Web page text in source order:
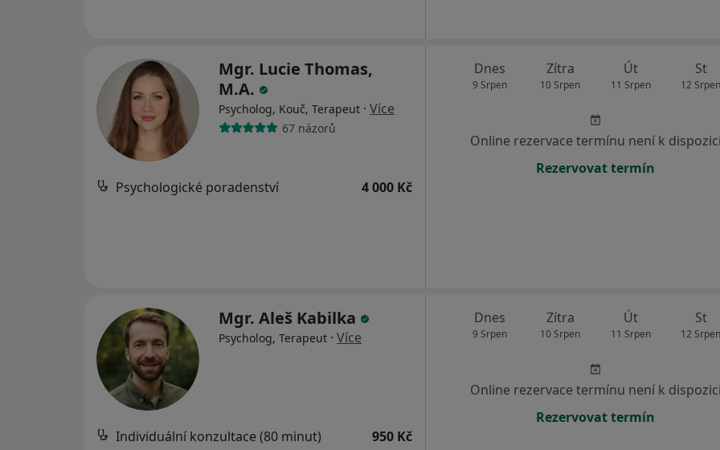
Mgr. Lucie Thomas,
M.A.
Psycholog, Kouč, Terapeut · Více
67 názorů
Psychologické poradenství 4 000 Kč
Dnes
9 Srpen
Zítra
10 Srpen
Út
11 Srpen
St
12 Srpen
Online rezervace termínu není k dispozici
Rezervovat termín
Mgr. Aleš Kabilka
Psycholog, Terapeut · Více
Individuální konzultace (80 minut) 950 Kč
Dnes
9 Srpen
Zítra
10 Srpen
Út
11 Srpen
St
12 Srpen
Online rezervace termínu není k dispozici
Rezervovat termín